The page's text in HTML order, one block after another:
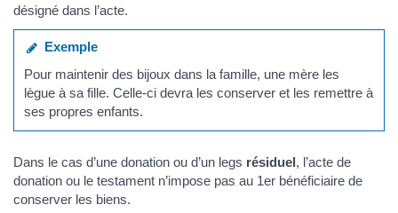
désigné dans l’acte.
Exemple
Pour maintenir des bijoux dans la famille, une mère les
lègue à sa fille. Celle-ci devra les conserver et les remettre à
ses propres enfants.
Dans le cas d’une donation ou d’un legs résiduel, l’acte de
donation ou le testament n’impose pas au 1er bénéficiaire de
conserver les biens.